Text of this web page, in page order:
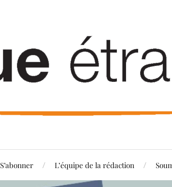
S’abonner L’équipe de la rédaction